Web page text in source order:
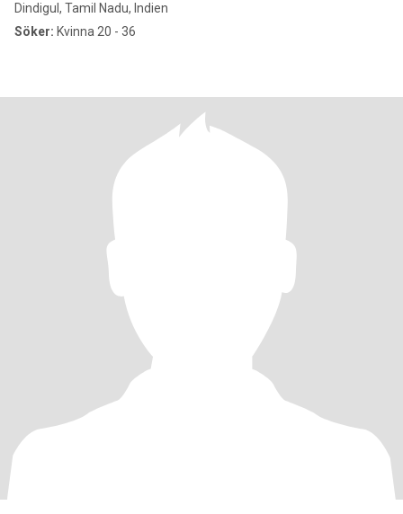
Dindigul, Tamil Nadu, Indien
Söker: Kvinna 20 - 36